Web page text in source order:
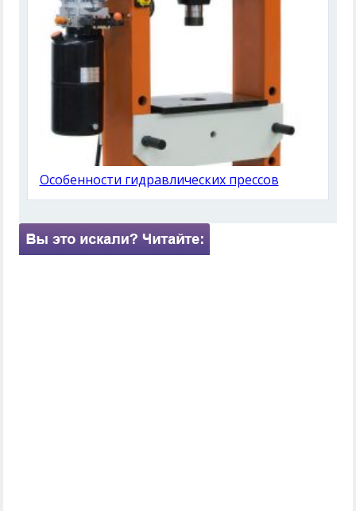
Особенности гидравлических прессов